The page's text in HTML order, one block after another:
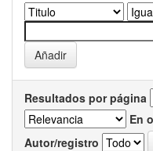
Resultados por página
En
Autor/registro